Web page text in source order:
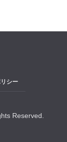
シー
Reserved.